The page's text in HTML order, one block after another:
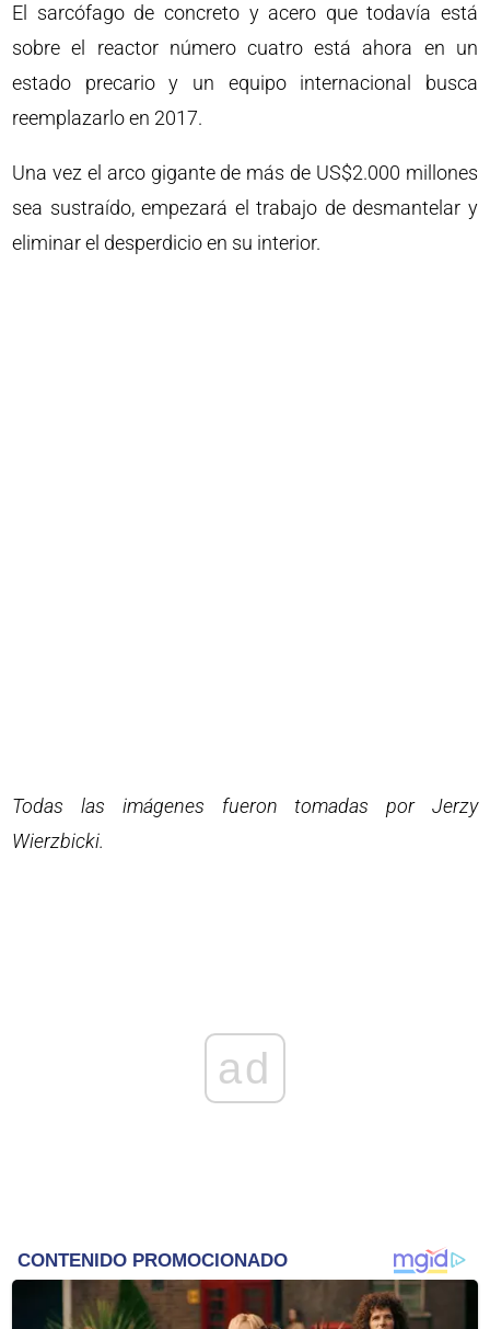
El sarcófago de concreto y acero que todavía está
sobre el reactor número cuatro está ahora en un
estado precario y un equipo internacional busca
reemplazarlo en 2017.
Una vez el arco gigante de más de US$2.000 millones
sea sustraído, empezará el trabajo de desmantelar y
eliminar el desperdicio en su interior.
Todas las imágenes fueron tomadas por Jerzy
Wierzbicki.
ad